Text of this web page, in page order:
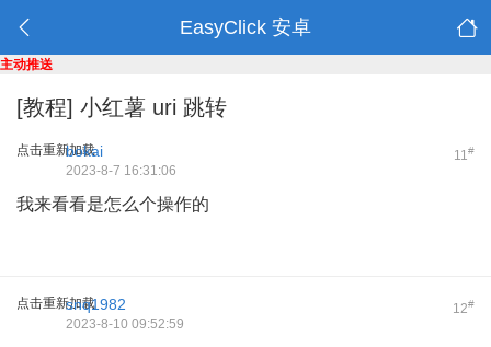
EasyClick 安卓
主动推送
[教程] 小红薯 uri 跳转
点击重新加载 11#
bokai
2023-8-7 16:31:06
我来看看是怎么个操作的
点击重新加载 12#
snq1982
2023-8-10 09:52:59